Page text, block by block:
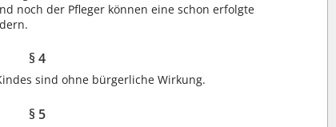
noch der Pfleger können eine schon erfolgte
§ 4
sind ohne bürgerliche Wirkung.
§ 5